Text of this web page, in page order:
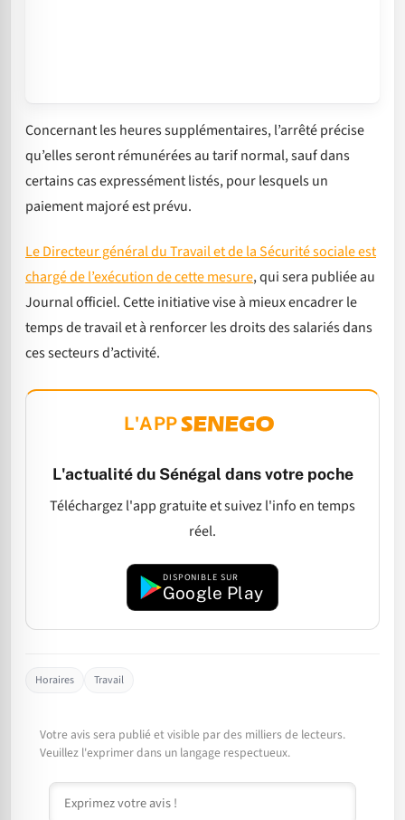
Concernant les heures supplémentaires, l’arrêté précise
qu’elles seront rémunérées au tarif normal, sauf dans
certains cas expressément listés, pour lesquels un
paiement majoré est prévu.
Le Directeur général du Travail et de la Sécurité sociale est
chargé de l’exécution de cette mesure, qui sera publiée au
Journal officiel. Cette initiative vise à mieux encadrer le
temps de travail et à renforcer les droits des salariés dans
ces secteurs d’activité.
L'APP
L'actualité du Sénégal dans votre poche
Téléchargez l'app gratuite et suivez l'info en temps
réel.
DISPONIBLE SUR
Google Play
Horaires Travail
Votre avis sera publié et visible par des milliers de lecteurs.
Veuillez l'exprimer dans un langage respectueux.
Commentaire